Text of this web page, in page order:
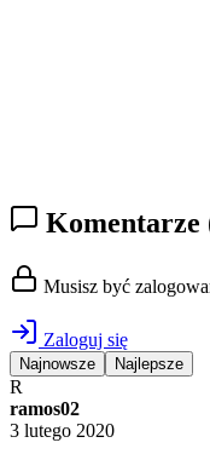
Komentarze
Musisz być
Zaloguj się
Najnowsze Najlepsze
R
ramos02
3 lutego 2020